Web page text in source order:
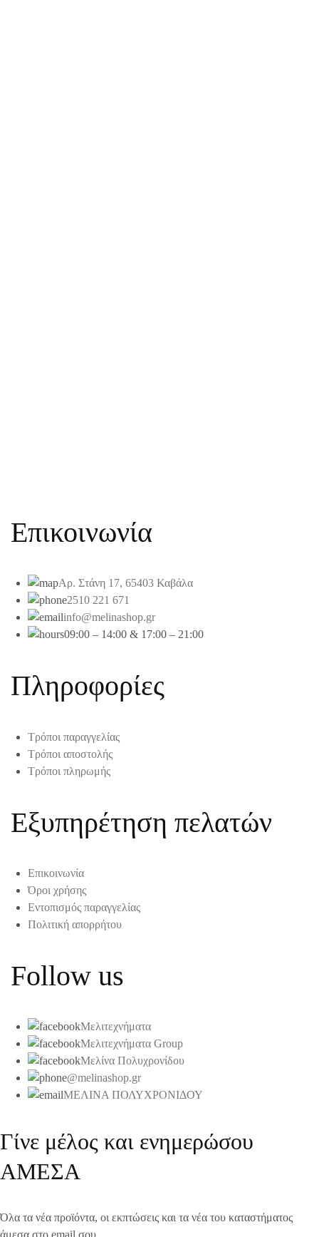
Επικοινωνία
Αρ. Στάνη 17, 65403 Καβάλα
2510 221 671
info@melinashop.gr
09:00 – 14:00 & 17:00 – 21:00
Πληροφορίες
Τρόποι παραγγελίας
Τρόποι αποστολής
Τρόποι πληρωμής
Εξυπηρέτηση πελατών
Επικοινωνία
Όροι χρήσης
Εντοπισμός παραγγελίας
Πολιτική απορρήτου
Follow us
Μελιτεχνήματα
Μελιτεχνήματα Group
Μελίνα Πολυχρονίδου
@melinashop.gr
ΜΕΛΙΝΑ ΠΟΛΥΧΡΟΝΙΔΟΥ
Γίνε μέλος και ενημερώσου
ΑΜΕΣΑ
Όλα τα νέα προϊόντα, οι εκπτώσεις και τα νέα του καταστήματος